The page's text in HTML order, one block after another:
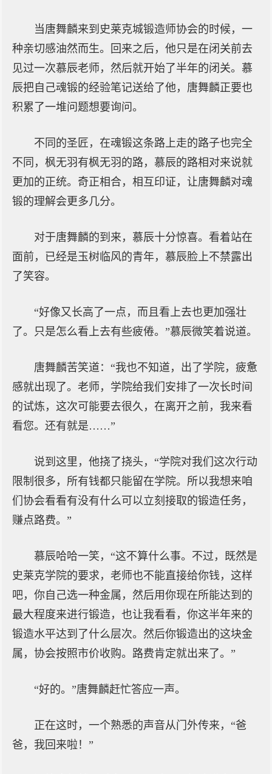
当唐舞麟来到史莱克城锻造师协会的时候，一
种亲切感油然而生。回来之后，他只是在闭关前去
见过一次慕辰老师，然后就开始了半年的闭关。慕
辰把自己魂锻的经验笔记送给了他，唐舞麟正要也
积累了一堆问题想要询问。
不同的圣匠，在魂锻这条路上走的路子也完全
不同，枫无羽有枫无羽的路，慕辰的路相对来说就
更加的正统。奇正相合，相互印证，让唐舞麟对魂
锻的理解会更多几分。
对于唐舞麟的到来，慕辰十分惊喜。看着站在
面前，已经是玉树临风的青年，慕辰脸上不禁露出
了笑容。
“好像又长高了一点，而且看上去也更加强壮
了。只是怎么看上去有些疲倦。”慕辰微笑着说道。
唐舞麟苦笑道：“我也不知道，出了学院，疲惫
感就出现了。老师，学院给我们安排了一次长时间
的试炼，这次可能要去很久，在离开之前，我来看
看您。还有就是……”
说到这里，他挠了挠头，“学院对我们这次行动
限制很多，所有钱都只能留在学院。所以我想来咱
们协会看看有没有什么可以立刻接取的锻造任务，
赚点路费。”
慕辰哈哈一笑，“这不算什么事。不过，既然是
史莱克学院的要求，老师也不能直接给你钱，这样
吧，你自己选一种金属，然后用你现在所能达到的
最大程度来进行锻造，也让我看看，你这半年来的
锻造水平达到了什么层次。然后你锻造出的这块金
属，协会按照市价收购。路费肯定就出来了。”
“好的。”唐舞麟赶忙答应一声。
正在这时，一个熟悉的声音从门外传来，“爸
爸，我回来啦！”